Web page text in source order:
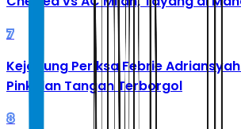
7
Kejagung Periksa Febrie
Pink dan Tangan Terborgol
8